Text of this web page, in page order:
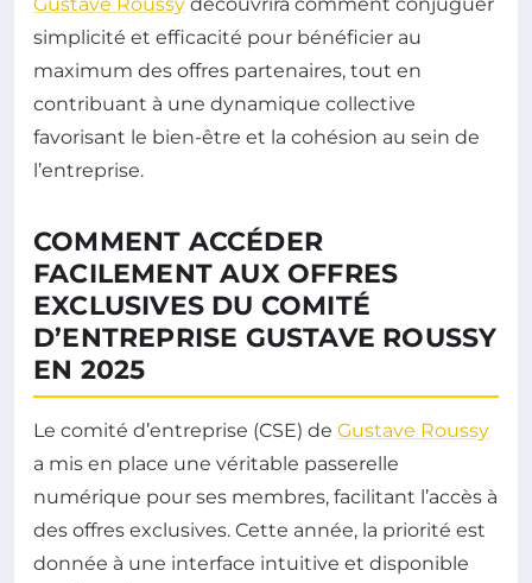
simplicité et efficacité pour bénéficier au
maximum des offres partenaires, tout en
contribuant à une dynamique collective
favorisant le bien-être et la cohésion au sein de
l’entreprise.
COMMENT ACCÉDER
FACILEMENT AUX OFFRES
EXCLUSIVES DU COMITÉ
D’ENTREPRISE GUSTAVE ROUSSY
EN 2025
Le comité d’entreprise (CSE) de Gustave Roussy
a mis en place une véritable passerelle
numérique pour ses membres, facilitant l’accès à
des offres exclusives. Cette année, la priorité est
donnée à une interface intuitive et disponible